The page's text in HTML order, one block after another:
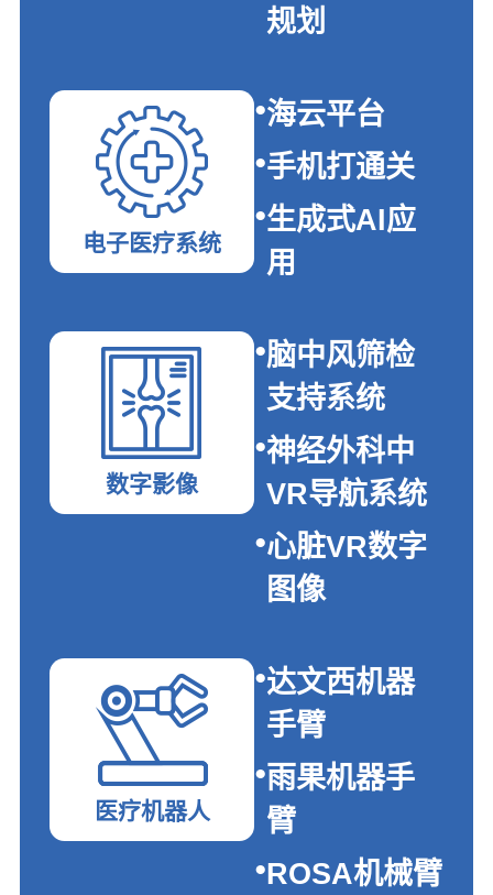
规划
电子医疗系统
海云平台
手机打通关
生成式AI应
用
数字影像
脑中风筛检
支持系统
神经外科中
VR导航系统
心脏VR数字
图像
医疗机器人
达文西机器
手臂
雨果机器手
臂
ROSA机械臂